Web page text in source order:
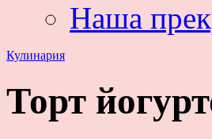
Наша
Кулинария
Торт